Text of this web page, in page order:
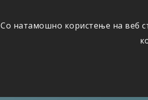
Со натамошно користење на веб